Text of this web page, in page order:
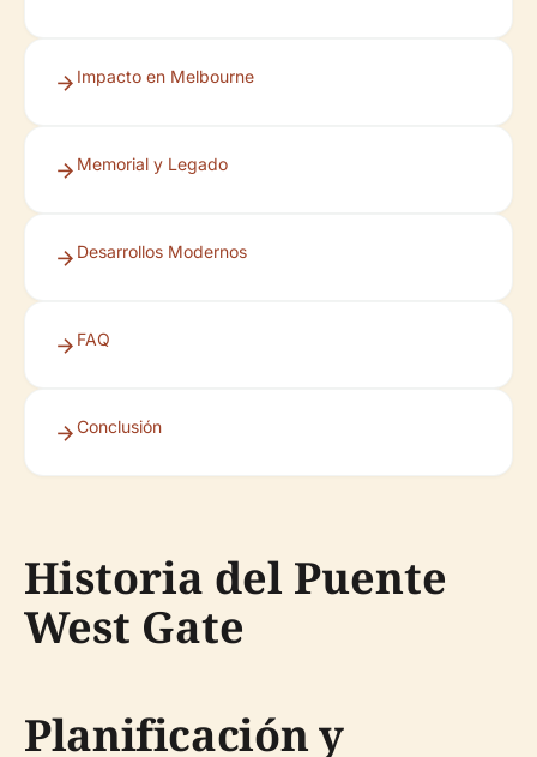
Impacto en Melbourne
Memorial y Legado
Desarrollos Modernos
FAQ
Conclusión
Historia del Puente
West Gate
Planificación y